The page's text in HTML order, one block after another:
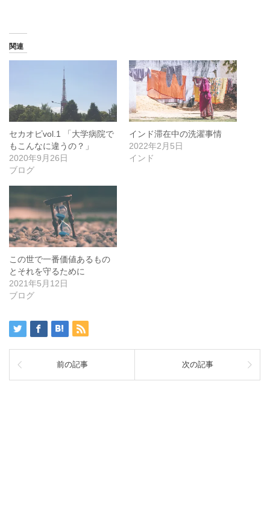
関連
セカオピvol.1 「大学病院で
もこんなに違うの？」
2020年9月26日
ブログ
インド滞在中の洗濯事情
2022年2月5日
インド
この世で一番価値あるもの
とそれを守るために
2021年5月12日
ブログ
前の記事 次の記事